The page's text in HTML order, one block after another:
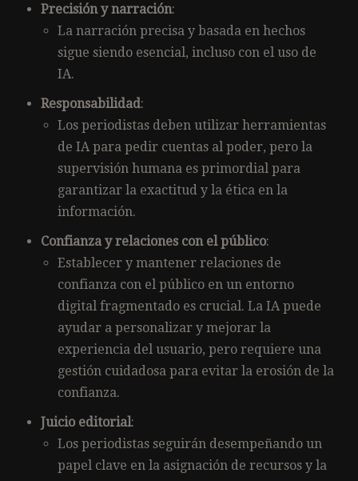
Precisión y narración:
La narración precisa y basada en hechos
sigue siendo esencial, incluso con el uso de
IA.
Responsabilidad:
Los periodistas deben utilizar herramientas
de IA para pedir cuentas al poder, pero la
supervisión humana es primordial para
garantizar la exactitud y la ética en la
información.
Confianza y relaciones con el público:
Establecer y mantener relaciones de
confianza con el público en un entorno
digital fragmentado es crucial. La IA puede
ayudar a personalizar y mejorar la
experiencia del usuario, pero requiere una
gestión cuidadosa para evitar la erosión de la
confianza.
Juicio editorial:
Los periodistas seguirán desempeñando un
papel clave en la asignación de recursos y la